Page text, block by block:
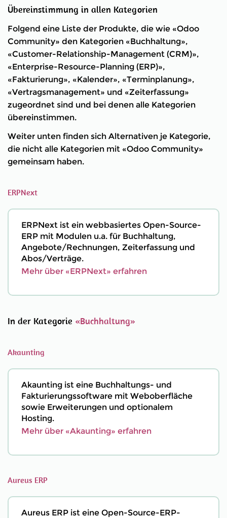
Übereinstimmung in allen Kategorien
Folgend eine Liste der Produkte, die wie «Odoo
Community» den Kategorien «Buchhaltung»,
«Customer-Relationship-Management (CRM)»,
«Enterprise-Resource-Planning (ERP)»,
«Fakturierung», «Kalender», «Terminplanung»,
«Vertragsmanagement» und «Zeiterfassung»
zugeordnet sind und bei denen alle Kategorien
übereinstimmen.
Weiter unten finden sich Alternativen je Kategorie,
die nicht alle Kategorien mit «Odoo Community»
gemeinsam haben.
ERPNext
ERPNext ist ein webbasiertes Open-Source-
ERP mit Modulen u.a. für Buchhaltung,
Angebote/Rechnungen, Zeiterfassung und
Abos/Verträge.
Mehr über «ERPNext» erfahren
In der Kategorie «Buchhaltung»
Akaunting
Akaunting ist eine Buchhaltungs- und
Fakturierungssoftware mit Weboberfläche
sowie Erweiterungen und optionalem
Hosting.
Mehr über «Akaunting» erfahren
Aureus ERP
Aureus ERP ist eine Open-Source-ERP-